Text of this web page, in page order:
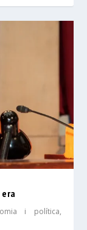
i política,